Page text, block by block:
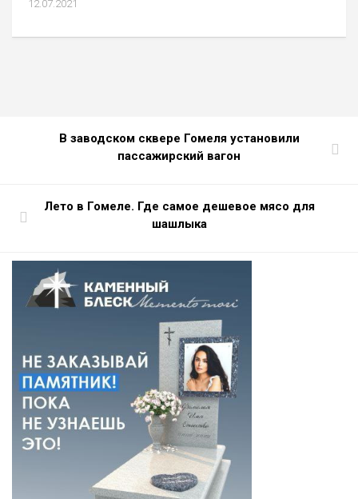
12.07.2021
В заводском сквере Гомеля установили
пассажирский вагон
Лето в Гомеле. Где самое дешевое мясо для
шашлыка